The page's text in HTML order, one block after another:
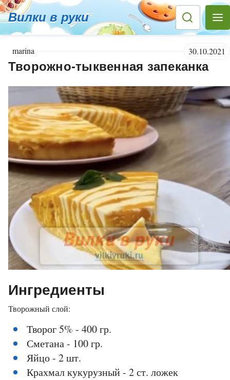
Вилки в руки
marina 30.10.2021
Творожно-тыквенная запеканка
Ингредиенты
Творожный слой:
Творог 5% - 400 гр.
Сметана - 100 гр.
Яйцо - 2 шт.
Крахмал кукурузный - 2 ст. ложек